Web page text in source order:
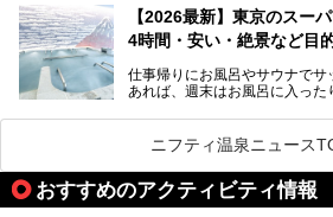
を旅の目的とする「サ旅」や
ど、自分の好きなタイミング
魅力です。
最近では、男性専用施設だけで
い個室サウナも増えてきました
ら、特におすすめしたい施設
してみてください。
【2026最新】東京のスー
4時間・安い・絶景など目
仕事帰りにお風呂やサウナでサ
あれば、週末はお風呂に入った
また、終電を逃してしまい、
る場所があれば」と探した経
しょうか。
そこで本記事では、東京でお
ニフティ温泉ニュース
おすすめのアクティビティ情報